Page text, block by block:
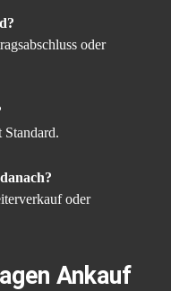
oder
oder
Ankauf